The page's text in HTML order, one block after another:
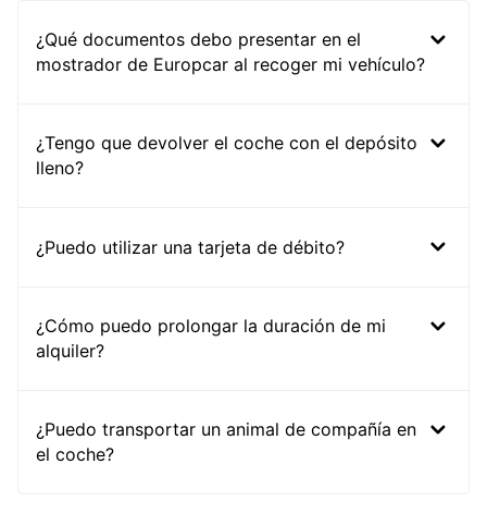
¿Qué documentos debo presentar en el
mostrador de Europcar al recoger mi vehículo?
¿Tengo que devolver el coche con el depósito
lleno?
¿Puedo utilizar una tarjeta de débito?
¿Cómo puedo prolongar la duración de mi
alquiler?
¿Puedo transportar un animal de compañía en
el coche?